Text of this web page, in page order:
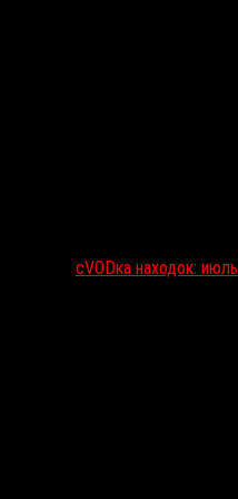
сVODка находок: июль